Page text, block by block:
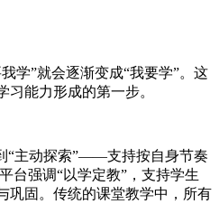
学”就会逐渐变成“我要学”。这
能力形成的第一步。
“主动探索”——支持按自身节奏
台强调“以学定教”，支持学生
巩固。传统的课堂教学中，所有